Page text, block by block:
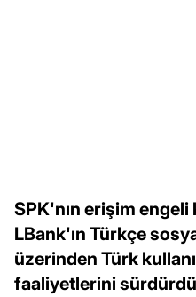
SPK'nın erişim engeli
LBank'ın Türkçe
üzerinden Türk
faaliyetlerini